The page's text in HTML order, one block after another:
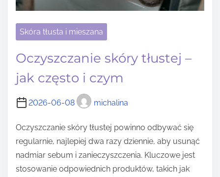
Skóra tłusta i mieszana
Oczyszczanie skóry tłustej –
jak często i czym
2026-06-08 michalina
Oczyszczanie skóry tłustej powinno odbywać się
regularnie, najlepiej dwa razy dziennie, aby usunąć
nadmiar sebum i zanieczyszczenia. Kluczowe jest
stosowanie odpowiednich produktów, takich jak